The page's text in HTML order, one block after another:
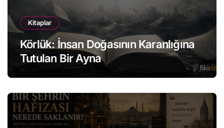
Kitaplar
Körlük: İnsan Doğasının Karanlığına
Tutulan Bir Ayna